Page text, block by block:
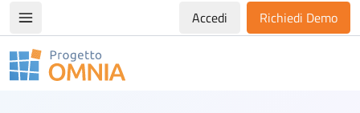
Apri/chiudi menù di navigazioneAccedi Richiedi Demo
Progetto Omnia